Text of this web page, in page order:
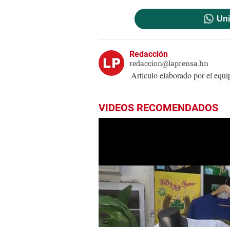
Redacción
redaccion@laprensa.hn
Artículo elaborado por el
VIDEOS RECOMENDADOS